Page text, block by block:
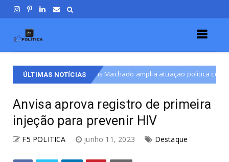
ÚLTIMAS NOTÍCIAS
Martins Machado amplia atuação política com foco em esporte,
Anvisa aprova registro de primeira
injeção para prevenir HIV
F5 POLITICA junho 11, 2023 Destaque